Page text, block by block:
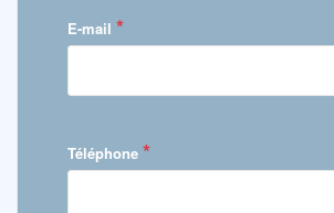
E-mail *
Téléphone *